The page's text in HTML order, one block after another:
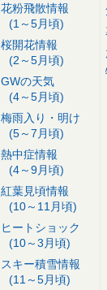
花粉飛散情報
(1～5月頃)
桜開花情報
(2～5月頃)
GWの天気
(4～5月頃)
梅雨入り・明け
(5～7月頃)
熱中症情報
(4～9月頃)
紅葉見頃情報
(10～11月頃)
ヒートショック
(10～3月頃)
スキー積雪情報
(11～5月頃)